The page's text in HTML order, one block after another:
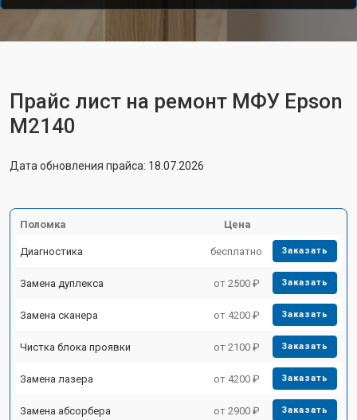
Прайс лист на ремонт МФУ Epson
M2140
Дата обновления прайса: 18.07.2026
Поломка Цена
Диагностика бесплатно Заказать
Замена дуплекса от 2500 ₽ Заказать
Замена сканера от 4200 ₽ Заказать
Чистка блока проявки от 2100 ₽ Заказать
Замена лазера от 4200 ₽ Заказать
Замена абсорбера от 2900 ₽ Заказать